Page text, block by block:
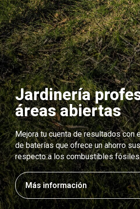
Jardinería
áreas abiertas
Mejora tu cuenta de resultados con
de baterías que ofrece un ahorro
respecto a los combustibles
Más información